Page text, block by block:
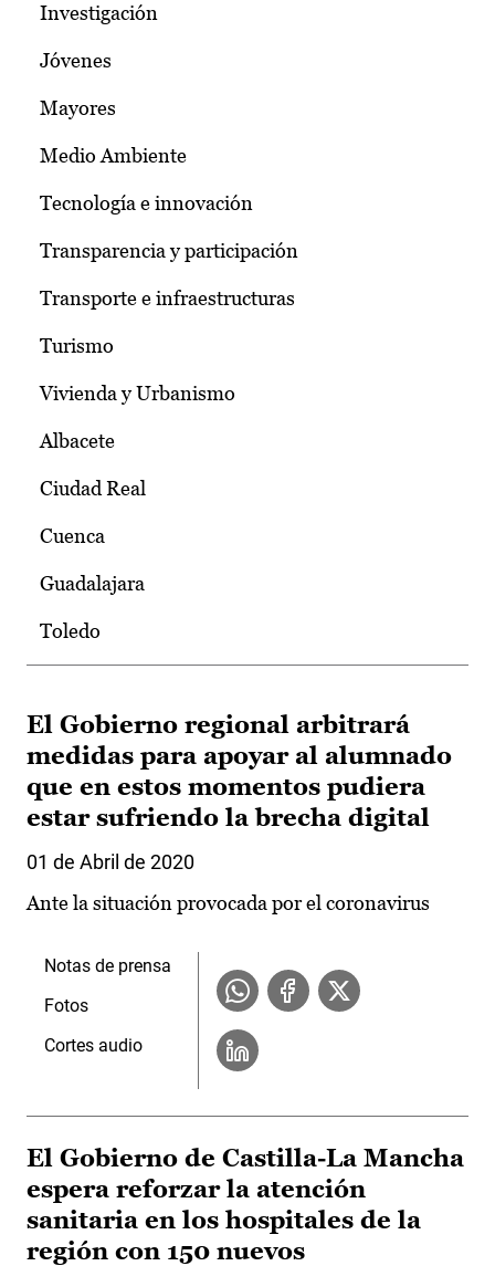
Investigación
Jóvenes
Mayores
Medio Ambiente
Tecnología e innovación
Transparencia y participación
Transporte e infraestructuras
Turismo
Vivienda y Urbanismo
Albacete
Ciudad Real
Cuenca
Guadalajara
Toledo
El Gobierno regional arbitrará
medidas para apoyar al alumnado
que en estos momentos pudiera
estar sufriendo la brecha digital
01 de Abril de 2020
Ante la situación provocada por el coronavirus
Notas de prensa
Fotos
Cortes audio
El Gobierno de Castilla-La Mancha
espera reforzar la atención
sanitaria en los hospitales de la
región con 150 nuevos